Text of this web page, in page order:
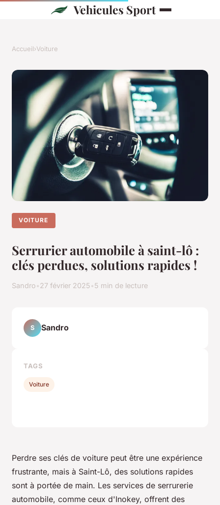
Vehicules Sport
Accueil›Voiture
VOITURE
Serrurier automobile à saint-lô :
clés perdues, solutions rapides !
Sandro•27 février 2025•5 min de lecture
Perdre ses clés de voiture peut être une expérience
frustrante, mais à Saint-Lô, des solutions rapides
sont à portée de main. Les services de serrurerie
automobile, comme ceux d'Inokey, offrent des
S Sandro
TAGS
Voiture